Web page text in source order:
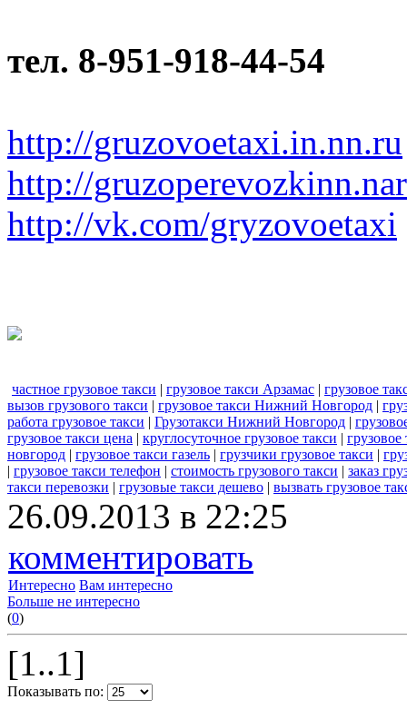
тел. 8-951-918-44-54
http://gruzovoetaxi.in.nn.ru
http://
http://vk.com/gryzovoetaxi
частное грузовое такси | грузовое такси Арзамас | грузовое
вызов грузового такси | грузовое такси Нижний Новгород |
работа грузовое такси | Грузотакси Нижний Новгород |
грузовое такси цена | круглосуточное грузовое такси | грузовое
новгород | грузовое такси газель | грузчики грузовое такси |
| грузовое такси телефон | стоимость грузового такси | заказ
такси перевозки | грузовые такси дешево | вызвать грузовое
26.09.2013 в 22:25
комментировать
Интересно Вам интересно
Больше не интересно
(0)
[1..1]
Показывать по: